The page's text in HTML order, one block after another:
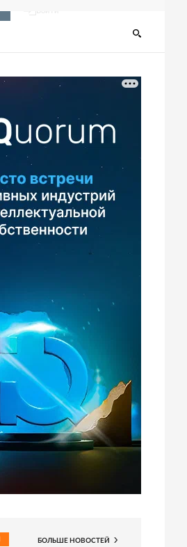
БОЛЬШЕ НОВОСТЕЙ